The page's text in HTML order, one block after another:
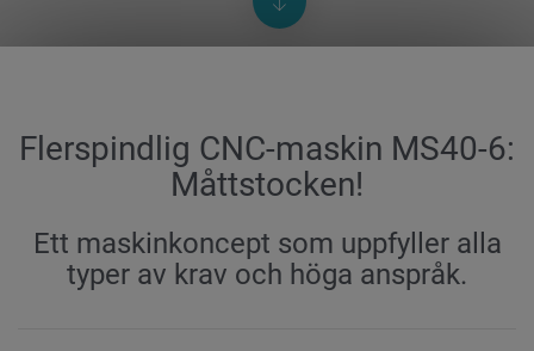
Flerspindlig CNC-maskin MS40-6:
Måttstocken!
Ett maskinkoncept som uppfyller alla
typer av krav och höga anspråk.